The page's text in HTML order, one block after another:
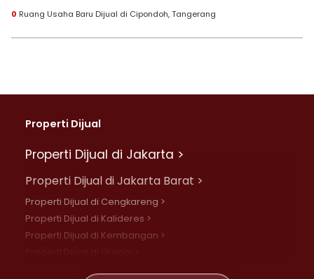
0 Ruang Usaha Baru Dijual di Cipondoh, Tangerang
Properti Dijual
Properti Dijual di Jakarta >
Properti Dijual di Jakarta Barat >
Properti Dijual di Cengkareng >
Properti Dijual di Kalideres >
Properti Dijual di Kembangan >